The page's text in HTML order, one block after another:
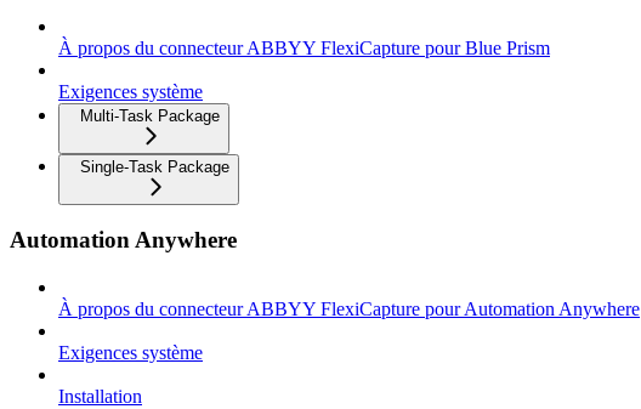
À propos du connecteur ABBYY FlexiCapture pour Blue Prism
Exigences système
Multi-Task Package
Single-Task Package
Automation Anywhere
À propos du connecteur ABBYY FlexiCapture pour Automation Anywhere
Exigences système
Installation